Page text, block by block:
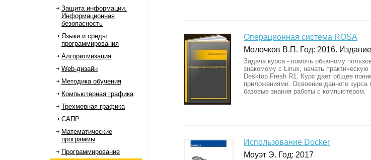
Защита информации.
Информационная
безопасность
Языки и среды
программирования
Алгоритмизация
Web-дизайн
Методика обучения
Компьютерная графика
Трехмерная графика
САПР
Математические
программы
Программирование
Операционная система ROSA
Молочков В.П. Год: 2016.
Задача курса - помочь обычному
знакомому с Linux, начать
Desktop Fresh R1. Курс дает общее
приложениями. Освоение данного курса
базовые знания работы с компьютером.
Использование Docker
Моуэт Э. Год: 2017